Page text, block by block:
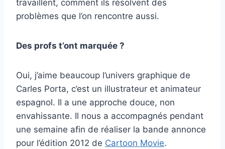
travaillent, comment ils résolvent des
problèmes que l’on rencontre aussi.
Des profs t’ont marquée ?
Oui, j’aime beaucoup l’univers graphique de
Carles Porta, c’est un illustrateur et animateur
espagnol. Il a une approche douce, non
envahissante. Il nous a accompagnés pendant
une semaine afin de réaliser la bande annonce
pour l’édition 2012 de Cartoon Movie.